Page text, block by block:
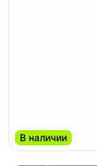
В наличии